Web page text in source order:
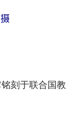
刻于联合国教